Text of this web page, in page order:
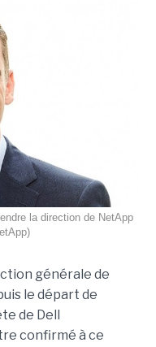
la direction de NetApp
générale de
le départ de
de Dell
confirmé à ce